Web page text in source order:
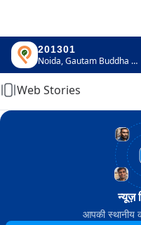
201301
Noida, Gautam Buddha Nagar, Uttar Pradesh
Home
Web Stories
न्यूज़
आपकी स्थानीय